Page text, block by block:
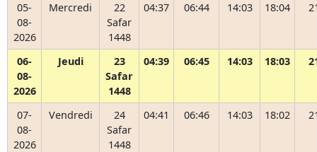
05-
08-
2026
Mercredi
22
Safar
1448
04:37 06:44 14:03 18:04
06-
08-
2026
Jeudi
23
Safar
1448
04:39 06:45 14:03 18:03
07-
08-
2026
Vendredi
24
Safar
1448
04:41 06:46 14:03 18:02